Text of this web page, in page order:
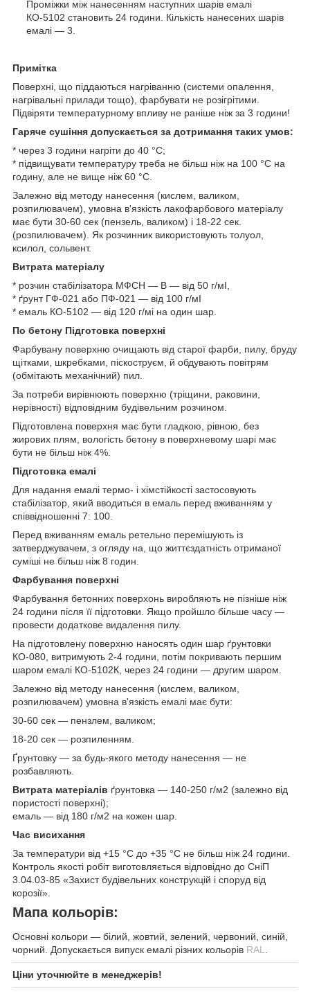
Проміжки між нанесенням наступних шарів емалі
КО-5102 становить 24 години. Кількість нанесених шарів
емалі — 3.
Примітка
Поверхні, що піддаються нагріванню (системи опалення,
нагрівальні прилади тощо), фарбувати не розігрітими.
Підвіряти температурному впливу не раніше ніж за 3 години!
Гаряче сушіння допускається за дотримання таких умов:
* через 3 години нагріти до 40 °C;
* підвищувати температуру треба не більш ніж на 100 °C на
годину, але не вище ніж 60 °C.
Залежно від методу нанесення (кислем, валиком,
розпилювачем), умовна в'язкість лакофарбового матеріалу
має бути 30-60 сек (пензель, валиком) і 18-22 сек.
(розпилювачем). Як розчинник використовують толуол,
ксилол, сольвент.
Витрата матеріалу
* розчин стабілізатора МФСН — В — від 50 г/мI,
* ґрунт ГФ-021 або ПФ-021 — від 100 г/мІ
* емаль КО-5102 — від 120 г/мі на один шар.
По бетону Підготовка поверхні
Фарбувану поверхню очищають від старої фарби, пилу, бруду
щітками, шкребками, піскоструєм, й обдувають повітрям
(обмітають механічний) пил.
За потреби вирівнюють поверхню (тріщини, раковини,
нерівності) відповідним будівельним розчином.
Підготовлена поверхня має бути гладкою, рівною, без
жирових плям, вологість бетону в поверхневому шарі має
бути не більш ніж 4%.
Підготовка емалі
Для надання емалі термо- і хімстійкості застосовують
стабілізатор, який вводиться в емаль перед вживанням у
співвідношенні 7: 100.
Перед вживанням емаль ретельно перемішують із
затверджувачем, з огляду на, що життєздатність отриманої
суміші не більш ніж 8 годин.
Фарбування поверхні
Фарбування бетонних поверхонь виробляють не пізніше ніж
24 години після її підготовки. Якщо пройшло більше часу —
провести додаткове видалення пилу.
На підготовлену поверхню наносять один шар ґрунтовки
КО-080, витримують 2-4 години, потім покривають першим
шаром емалі КО-5102К, через 24 години — другим шаром.
Залежно від методу нанесення (кислем, валиком,
розпилювачем) умовна в'язкість емалі має бути:
30-60 сек — пензлем, валиком;
18-20 сек — розпиленням.
Ґрунтовку — за будь-якого методу нанесення — не
розбавляють.
Витрата матеріалів ґрунтовка — 140-250 г/м2 (залежно від
пористості поверхні);
емаль — від 180 г/м2 на кожен шар.
Час висихання
За температури від +15 °C до +35 °C не більш ніж 24 години.
Контроль якості робіт виготовляється відповідно до СніП
3.04.03-85 «Захист будівельних конструкцій і споруд від
корозії».
Мапа кольорів:
Основні кольори — білий, жовтий, зелений, червоний, синій,
чорний. Допускається випуск емалі різних кольорів RAL.
Ціни уточнюйте в менеджерів!